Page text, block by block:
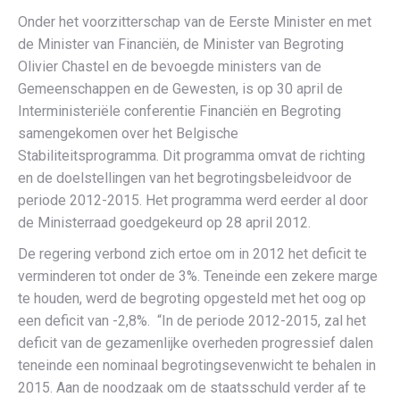
Onder het voorzitterschap van de Eerste Minister en met
de Minister van Financiën, de Minister van Begroting
Olivier Chastel en de bevoegde ministers van de
Gemeenschappen en de Gewesten, is op 30 april de
Interministeriële conferentie Financiën en Begroting
samengekomen over het Belgische
Stabiliteitsprogramma. Dit programma omvat de richting
en de doelstellingen van het begrotingsbeleidvoor de
periode 2012-2015. Het programma werd eerder al door
de Ministerraad goedgekeurd op 28 april 2012.
De regering verbond zich ertoe om in 2012 het deficit te
verminderen tot onder de 3%. Teneinde een zekere marge
te houden, werd de begroting opgesteld met het oog op
een deficit van -2,8%. “In de periode 2012-2015, zal het
deficit van de gezamenlijke overheden progressief dalen
teneinde een nominaal begrotingsevenwicht te behalen in
2015. Aan de noodzaak om de staatsschuld verder af te